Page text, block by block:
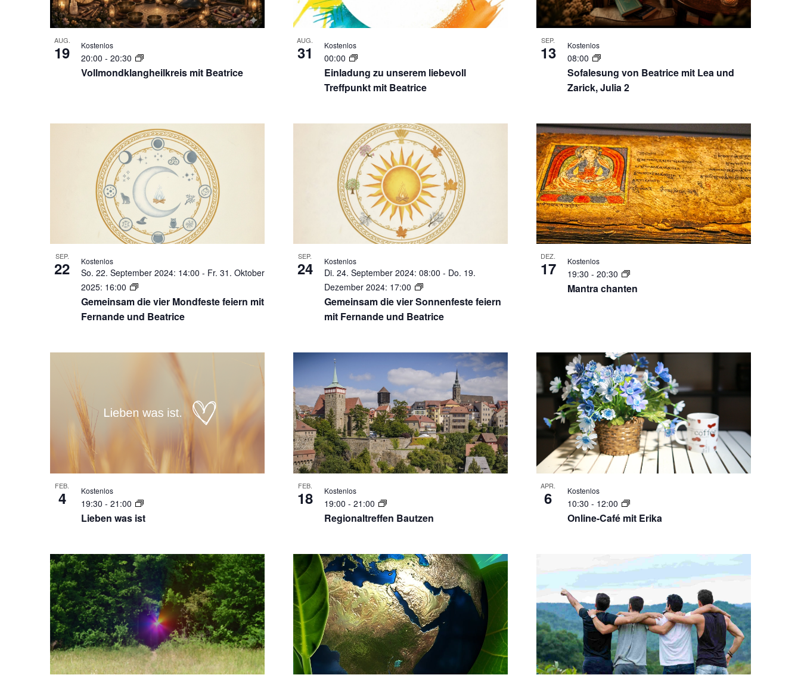
AUG.
19
Vollmondklangheilkreis mit Beatrice
20:00 - 20:30
Kostenlos AUG.
31
Einladung zu unserem liebevoll
Treffpunkt mit Beatrice
00:00
Kostenlos SEP.
13
Sofalesung von Beatrice mit Lea und
Zarick, Julia 2
08:00
Kostenlos
SEP.
22
Gemeinsam die vier Mondfeste feiern mit
Fernande und Beatrice
So. 22. September 2024: 14:00 - Fr. 31. Oktober
2025: 16:00
Kostenlos SEP.
24
Gemeinsam die vier Sonnenfeste feiern
mit Fernande und Beatrice
Di. 24. September 2024: 08:00 - Do. 19.
Dezember 2024: 17:00
Kostenlos DEZ.
17
Mantra chanten
19:30 - 20:30
Kostenlos
FEB.
4
Lieben was ist
19:30 - 21:00
Kostenlos FEB.
18
Regionaltreffen Bautzen
19:00 - 21:00
Kostenlos APR.
6
Online-Café mit Erika
10:30 - 12:00
Kostenlos